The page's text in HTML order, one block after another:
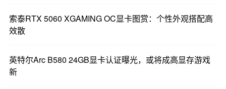
索泰RTX 5060 XGAMING OC显卡图赏：个性外观搭配高
效散
英特尔Arc B580 24GB显卡认证曝光，或将成高显存游戏
新